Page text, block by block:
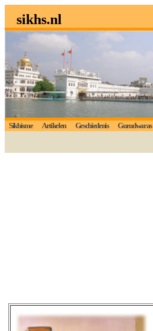
sikhs.nl
Sikhisme Artikelen Geschiedenis Gurudwaras